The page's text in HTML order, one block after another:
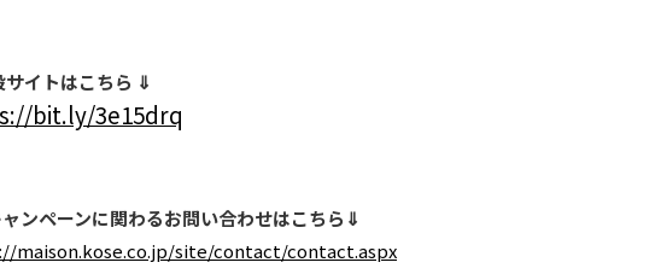
サイトはこちら ⇓
bit.ly/3e15drq
ンペーンに関わるお問い合わせはこちら⇓
maison.kose.co.jp/site/contact/contact.aspx